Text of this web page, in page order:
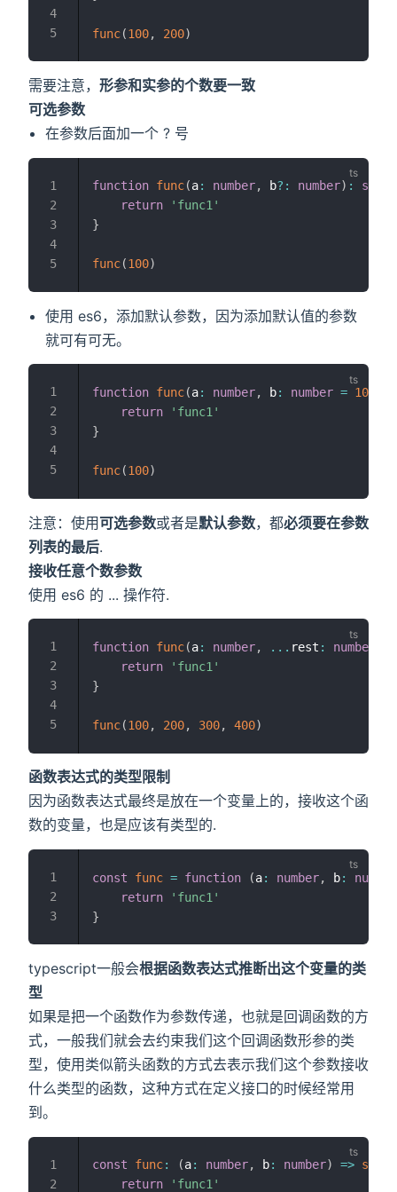
func(100, 200)
需要注意， 形参和实参的个数要一致
可选参数
在参数后面加一个 ? 号
function func(a: number, b? : number) :
return
'func1'
}
func(100)
使用 es6，添加默认参数，因为添加默认值的参数
就可有可无。
function func(a: number, b: number = 10
return
'func1'
}
func(100)
注意：使用可选参数或者是默认参数，都必须要在参数
列表的最后.
接收任意个数参数
使用 es6 的 ... 操作符.
function func(a: number, ... rest : number
return
'func1'
}
func(100, 200, 300, 400)
函数表达式的类型限制
因为函数表达式最终是放在一个变量上的，接收这个函
数的变量，也是应该有类型的.
const func = function (a: number, b:
number
return
'func1'
}
typescript一般会根据函数表达式推断出这个变量的类
型
如果是把一个函数作为参数传递，也就是回调函数的方
式，一般我们就会去约束我们这个回调函数形参的类
型，使用类似箭头函数的方式去表示我们这个参数接收
什么类型的函数，这种方式在定义接口的时候经常用
到。
const func: (a: number, b: number) =>
return
'func1'